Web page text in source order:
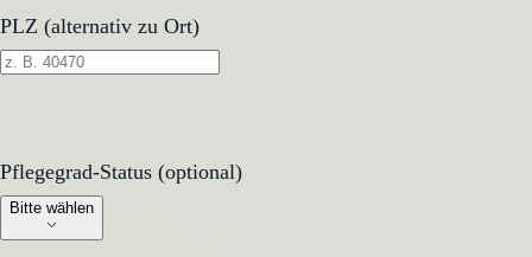
PLZ (alternativ zu Ort)
Pflegegrad-Status (optional)
Pflegegrad-Status (optional)
Bitte wählen